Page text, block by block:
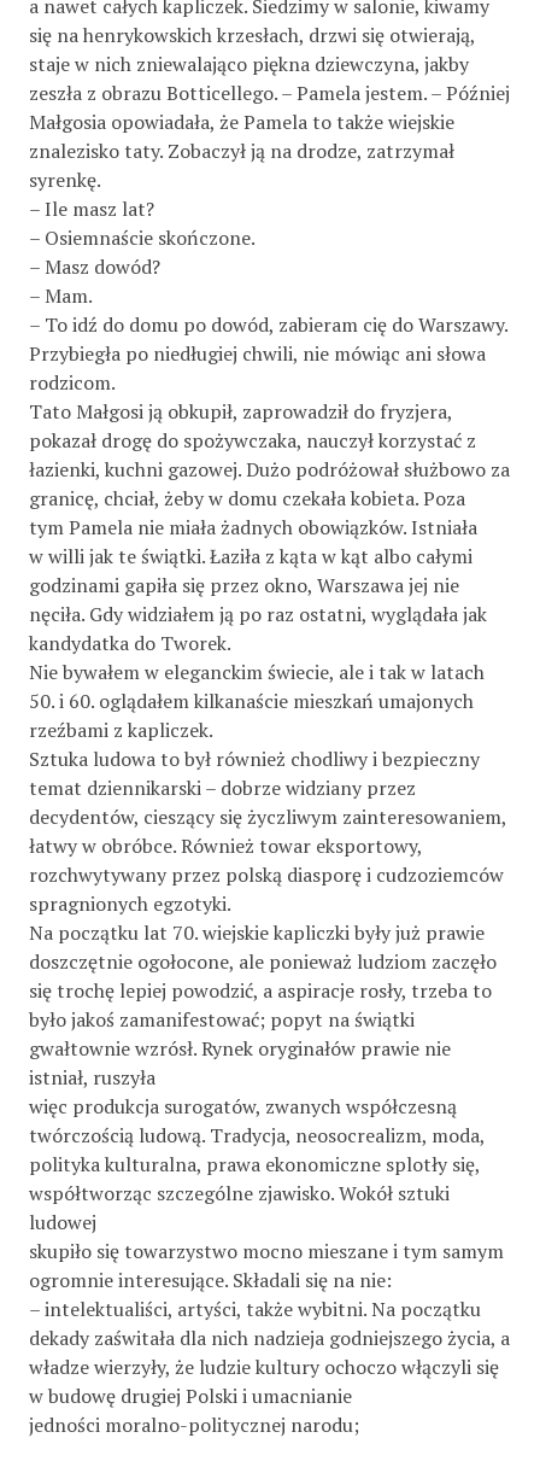
a nawet całych kapliczek. Siedzimy w salonie, kiwamy
się na henrykowskich krzesłach, drzwi się otwierają,
staje w nich zniewalająco piękna dziewczyna, jakby
zeszła z obrazu Botticellego. – Pamela jestem. – Później
Małgosia opowiadała, że Pamela to także wiejskie
znalezisko taty. Zobaczył ją na drodze, zatrzymał
syrenkę.
– Ile masz lat?
– Osiemnaście skończone.
– Masz dowód?
– Mam.
– To idź do domu po dowód, zabieram cię do Warszawy.
Przybiegła po niedługiej chwili, nie mówiąc ani słowa
rodzicom.
Tato Małgosi ją obkupił, zaprowadził do fryzjera,
pokazał drogę do spożywczaka, nauczył korzystać z
łazienki, kuchni gazowej. Dużo podróżował służbowo za
granicę, chciał, żeby w domu czekała kobieta. Poza
tym Pamela nie miała żadnych obowiązków. Istniała
w willi jak te świątki. Łaziła z kąta w kąt albo całymi
godzinami gapiła się przez okno, Warszawa jej nie
nęciła. Gdy widziałem ją po raz ostatni, wyglądała jak
kandydatka do Tworek.
Nie bywałem w eleganckim świecie, ale i tak w latach
50. i 60. oglądałem kilkanaście mieszkań umajonych
rzeźbami z kapliczek.
Sztuka ludowa to był również chodliwy i bezpieczny
temat dziennikarski – dobrze widziany przez
decydentów, cieszący się życzliwym zainteresowaniem,
łatwy w obróbce. Również towar eksportowy,
rozchwytywany przez polską diasporę i cudzoziemców
spragnionych egzotyki.
Na początku lat 70. wiejskie kapliczki były już prawie
doszczętnie ogołocone, ale ponieważ ludziom zaczęło
się trochę lepiej powodzić, a aspiracje rosły, trzeba to
było jakoś zamanifestować; popyt na świątki
gwałtownie wzrósł. Rynek oryginałów prawie nie
istniał, ruszyła
więc produkcja surogatów, zwanych współczesną
twórczością ludową. Tradycja, neosocrealizm, moda,
polityka kulturalna, prawa ekonomiczne splotły się,
współtworząc szczególne zjawisko. Wokół sztuki
ludowej
skupiło się towarzystwo mocno mieszane i tym samym
ogromnie interesujące. Składali się na nie:
– intelektualiści, artyści, także wybitni. Na początku
dekady zaświtała dla nich nadzieja godniejszego życia, a
władze wierzyły, że ludzie kultury ochoczo włączyli się
w budowę drugiej Polski i umacnianie
jedności moralno-politycznej narodu;